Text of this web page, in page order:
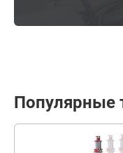
Популярные